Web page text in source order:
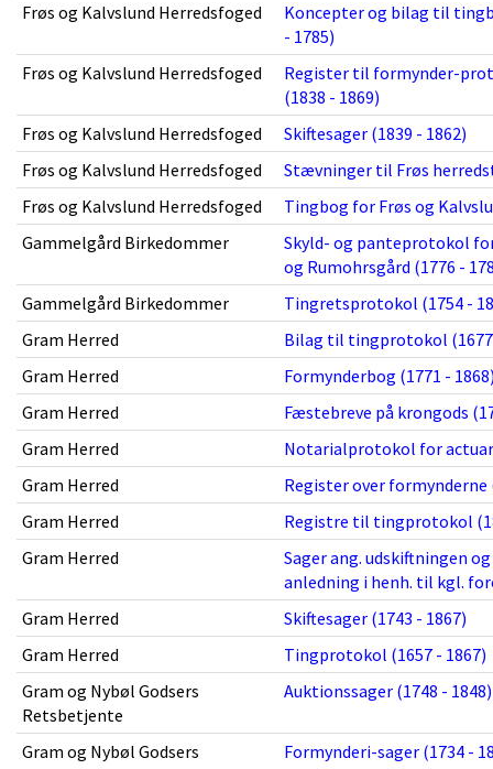
Frøs og Kalvslund Herredsfoged
Koncepter og bilag til
- 1785)
Frøs og Kalvslund Herredsfoged
Register til formynder-
(1838 - 1869)
Frøs og Kalvslund Herredsfoged
Skiftesager (1839 - 1862)
Frøs og Kalvslund Herredsfoged
Stævninger til Frøs
Frøs og Kalvslund Herredsfoged
Tingbog for Frøs og
Gammelgård Birkedommer
Skyld- og panteprotokol
og Rumohrsgård (1776 -
Gammelgård Birkedommer
Tingretsprotokol (1754 -
Gram Herred
Bilag til tingprotokol (1677
Gram Herred
Formynderbog (1771 -
Gram Herred
Fæstebreve på krongods
Gram Herred
Notarialprotokol for
Gram Herred
Register over formynderne
Gram Herred
Registre til tingprotokol
Gram Herred
Sager ang. udskiftningen
anledning i henh. til kgl.
Gram Herred
Skiftesager (1743 - 1867)
Gram Herred
Tingprotokol (1657 - 1867)
Gram og Nybøl Godsers
Retsbetjente
Auktionssager (1748 - 1848)
Gram og Nybøl Godsers
Formynderi-sager (1734 -